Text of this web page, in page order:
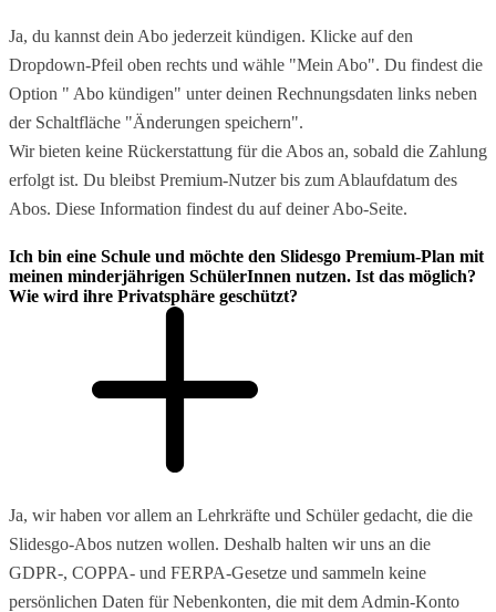
Ja, du kannst dein Abo jederzeit kündigen. Klicke auf den
Dropdown-Pfeil oben rechts und wähle "Mein Abo". Du findest die
Option " Abo kündigen" unter deinen Rechnungsdaten links neben
der Schaltfläche "Änderungen speichern".
Wir bieten keine Rückerstattung für die Abos an, sobald die Zahlung
erfolgt ist. Du bleibst Premium-Nutzer bis zum Ablaufdatum des
Abos. Diese Information findest du auf deiner Abo-Seite.
Ich bin eine Schule und möchte den Slidesgo Premium-Plan mit
meinen minderjährigen SchülerInnen nutzen. Ist das möglich?
Wie wird ihre Privatsphäre geschützt?
Ja, wir haben vor allem an Lehrkräfte und Schüler gedacht, die die
Slidesgo-Abos nutzen wollen. Deshalb halten wir uns an die
GDPR-, COPPA- und FERPA-Gesetze und sammeln keine
persönlichen Daten für Nebenkonten, die mit dem Admin-Konto